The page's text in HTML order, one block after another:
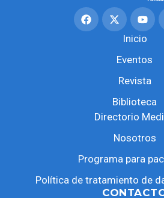
Inicio
Eventos
Revista
Biblioteca
Directorio
Nosotros
Programa para
Política de tratamiento de